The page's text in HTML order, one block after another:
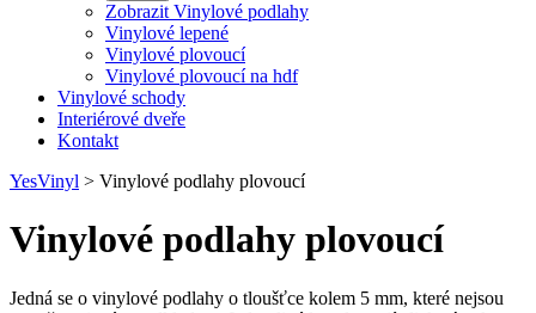
Zobrazit Vinylové podlahy
Vinylové lepené
Vinylové plovoucí
Vinylové plovoucí na hdf
Vinylové schody
Interiérové dveře
Kontakt
YesVinyl > Vinylové podlahy plovoucí
Vinylové podlahy plovoucí
Jedná se o vinylové podlahy o tloušťce kolem 5 mm, které nejsou